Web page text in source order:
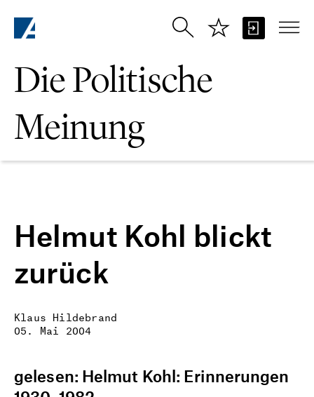
Die Politische
Meinung
Helmut Kohl blickt
zurück
Klaus Hildebrand
05. Mai 2004
gelesen: Helmut Kohl: Erinnerungen